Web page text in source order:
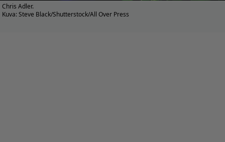
Chris Adler.
Kuva: Steve Black/Shutterstock/All Over Press